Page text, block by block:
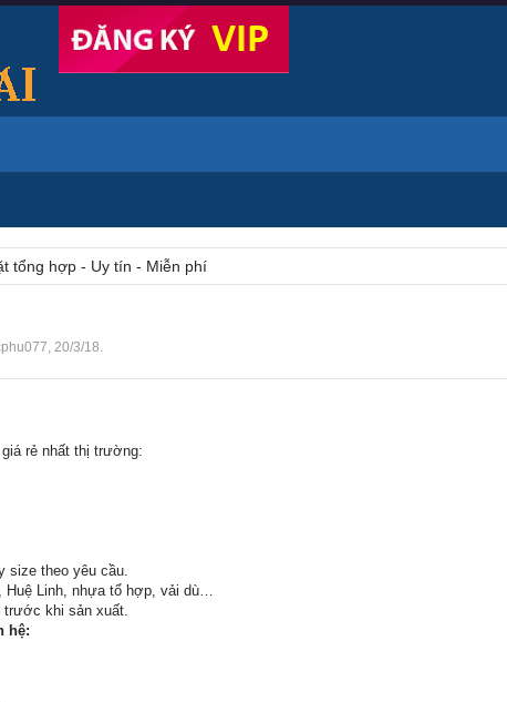
tổng hợp - Uy tín - Miễn phí
, 20/3/18.
rẻ nhất thị trường:
size theo yêu cầu.
Huệ Linh, nhựa tổ hợp, vải dù…
trước khi sản xuất.
hệ: